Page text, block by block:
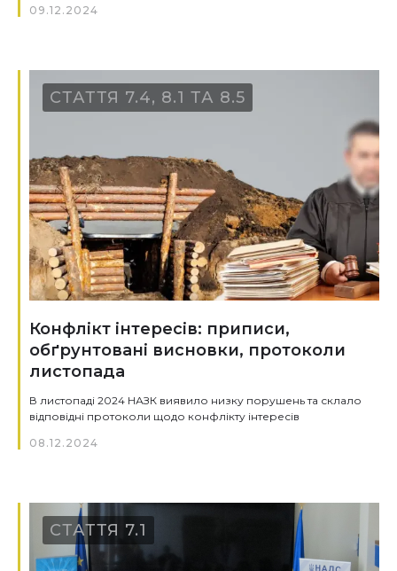
09.12.2024
СТАТТЯ 7.4, 8.1 ТА 8.5
Конфлікт інтересів: приписи,
обґрунтовані висновки, протоколи
листопада
В листопаді 2024 НАЗК виявило низку порушень та склало
відповідні протоколи щодо конфлікту інтересів
08.12.2024
СТАТТЯ 7.1